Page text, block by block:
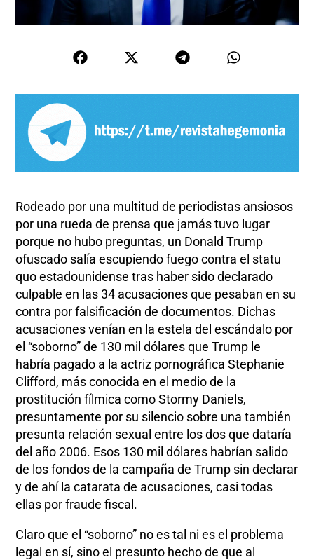
Rodeado por una multitud de periodistas ansiosos
por una rueda de prensa que jamás tuvo lugar
porque no hubo preguntas, un Donald Trump
ofuscado salía escupiendo fuego contra el statu
quo estadounidense tras haber sido declarado
culpable en las 34 acusaciones que pesaban en su
contra por falsificación de documentos. Dichas
acusaciones venían en la estela del escándalo por
el “soborno” de 130 mil dólares que Trump le
habría pagado a la actriz pornográfica Stephanie
Clifford, más conocida en el medio de la
prostitución fílmica como Stormy Daniels,
presuntamente por su silencio sobre una también
presunta relación sexual entre los dos que dataría
del año 2006. Esos 130 mil dólares habrían salido
de los fondos de la campaña de Trump sin declarar
y de ahí la catarata de acusaciones, casi todas
ellas por fraude fiscal.
Claro que el “soborno” no es tal ni es el problema
legal en sí, sino el presunto hecho de que al